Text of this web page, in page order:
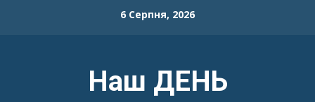
6 Серпня, 2026
Наш ДЕНЬ